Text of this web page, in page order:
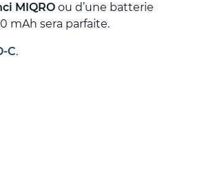
MIQRO ou d’une batterie
mAh sera parfaite.
C.